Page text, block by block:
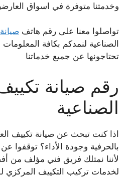
وخدمتنا متوفرة في اسواق
تواصلوا معنا على رقم هاتف
الصناعية لنمدكم بكافة
تحتاجونها عن جميع خدماتنا
رقم صيانة
الصناعية
اذا كنت تبحث عن صيانة تكييف
بالحرفية وجودة الأداء؟ توقفوا
لأننا نمتلك فريق فني مؤلف من
لخدمات تركيب التكييف المركزي